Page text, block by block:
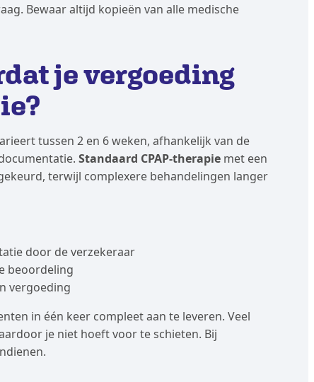
Bewaar altijd kopieën van alle medische
je vergoeding
tussen 2 en 6 weken, afhankelijk van de
Standaard CPAP-therapie met een
terwijl complexere behandelingen langer
door de verzekeraar
beoordeling
vergoeding
in één keer compleet aan te leveren. Veel
je niet hoeft voor te schieten. Bij